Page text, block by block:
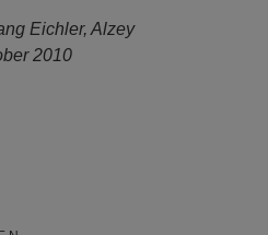
Eichler, Alzey
2010